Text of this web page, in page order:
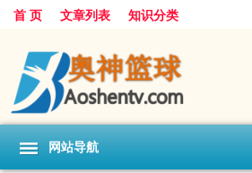
首 页 文章列表 知识分类
网站导航